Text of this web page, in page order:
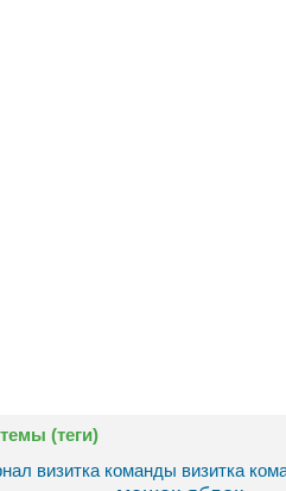
(теги)
визитка команды визитка